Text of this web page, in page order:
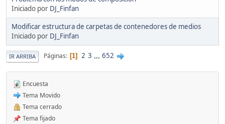
Iniciado por DJ_Finfan
Modificar estructura de carpetas de contenedores de medios
Iniciado por DJ_Finfan
IR ARRIBA Páginas 1 2 3 ... 652
Encuesta
Tema Movido
Tema cerrado
Tema fijado